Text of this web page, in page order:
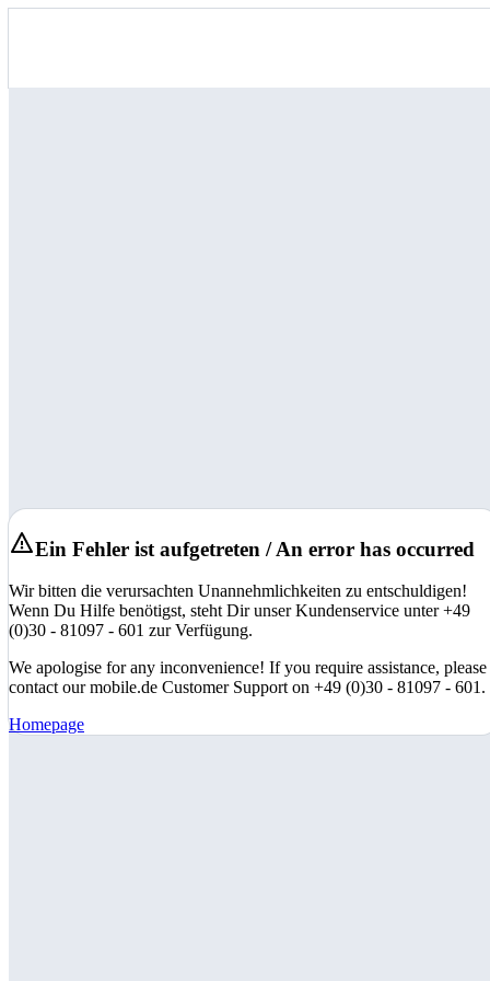
Ein Fehler ist aufgetreten / An error has occurred
Wir bitten die verursachten Unannehmlichkeiten zu entschuldigen!
Wenn Du Hilfe benötigst, steht Dir unser Kundenservice unter +49
(0)30 - 81097 - 601 zur Verfügung.
We apologise for any inconvenience! If you require assistance, please
contact our mobile.de Customer Support on +49 (0)30 - 81097 - 601.
Homepage